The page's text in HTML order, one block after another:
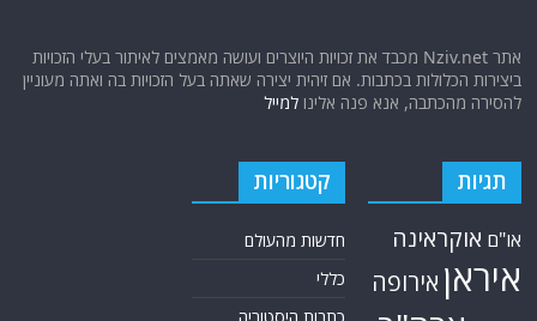
אתר Nziv.net מכבד את זכויות היוצרים ועושה מאמצים לאיתור בעלי הזכויות
ביצירות הכלולות בכתבות. אם זיהית יצירה שאתה בעל הזכויות בה ואתה מעוניין
להסירה מהכתבה, אנא פנה אלינולמייל
תגיות
או"ם אוקראינה
איראן אירופה
קטגוריות
חדשות מהעולם
כללי